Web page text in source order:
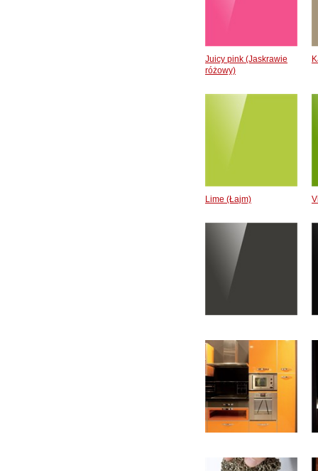
Juicy pink (Jaskrawie
różowy)
Lime (Łajm)